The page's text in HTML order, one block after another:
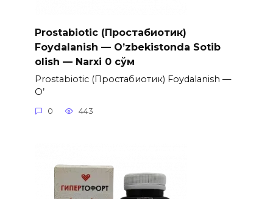
Prostabiotic (Простабиотик)
Foydalanish — O’zbekistonda Sotib
olish — Narxi 0 сўм
Prostabiotic (Простабиотик) Foydalanish —
O’
0 443